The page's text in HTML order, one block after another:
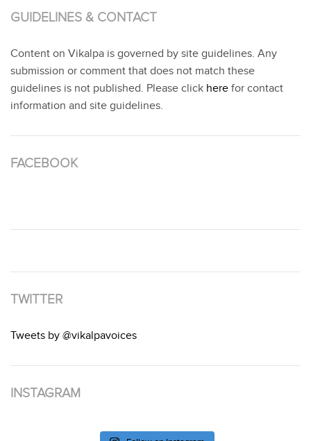
GUIDELINES & CONTACT
Content on Vikalpa is governed by site guidelines. Any
submission or comment that does not match these
guidelines is not published. Please click here for contact
information and site guidelines.
FACEBOOK
TWITTER
Tweets by @vikalpavoices
INSTAGRAM